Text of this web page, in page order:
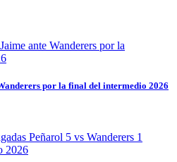
por la final del intermedio 2026